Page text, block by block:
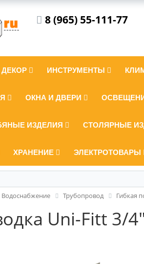
8 (965) 55-111-77
ДЕКОР ИНСТРУМЕНТЫ
ОКНА И ДВЕРИ
ИЗДЕЛИЯ СТОЛЯРНЫЕ
ХРАНЕНИЕ ЭЛЕКТРОТОВАРЫ
Водоснабжение Трубопровод Гибкая
Uni-Fitt 3/